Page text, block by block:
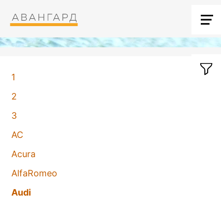
1
2
3
AC
Acura
AlfaRomeo
Audi